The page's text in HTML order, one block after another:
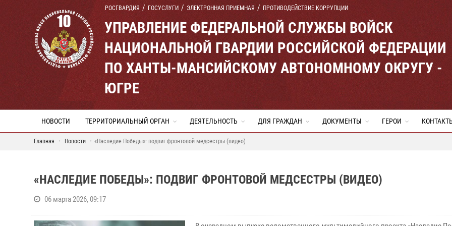
РОСГВАРДИЯ ГОСУСЛУГИ ЭЛЕКТРОННАЯ ПРИЕМНАЯ ПРОТИВОДЕЙСТВИЕ КОРРУПЦИИ
УПРАВЛЕНИЕ ФЕДЕРАЛЬНОЙ СЛУЖБЫ ВОЙСК
НАЦИОНАЛЬНОЙ ГВАРДИИ РОССИЙСКОЙ ФЕДЕРАЦИИ
ПО ХАНТЫ-МАНСИЙСКОМУ АВТОНОМНОМУ ОКРУГУ -
ЮГРЕ
НОВОСТИ ТЕРРИТОРИАЛЬНЫЙ ОРГАН ДЕЯТЕЛЬНОСТЬ ДЛЯ ГРАЖДАН ДОКУМЕНТЫ ГЕРОИ
Главная Новости «Наследие Победы»: подвиг фронтовой медсестры (видео)
«НАСЛЕДИЕ ПОБЕДЫ»: ПОДВИГ ФРОНТОВОЙ МЕДСЕСТРЫ (ВИДЕО)
06 марта 2026, 09:17